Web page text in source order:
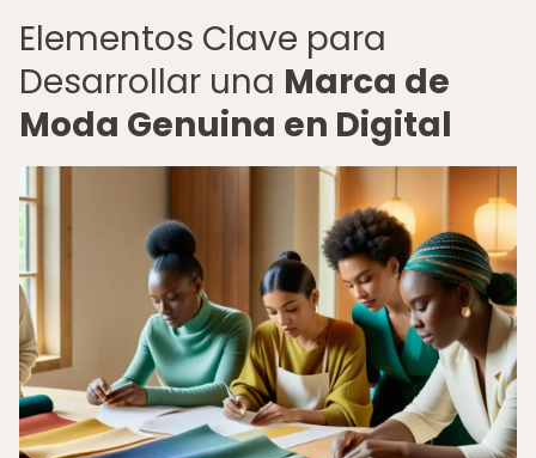
Elementos Clave para
Desarrollar una Marca de
Moda Genuina en Digital